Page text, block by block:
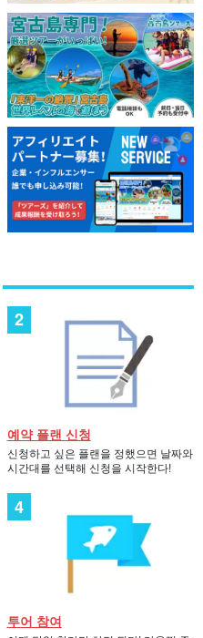
예약 플랜 신청
신청하고 싶은 플랜을 정했으면 날짜와
시간대를 선택해 신청을 시작한다!
투어 참여